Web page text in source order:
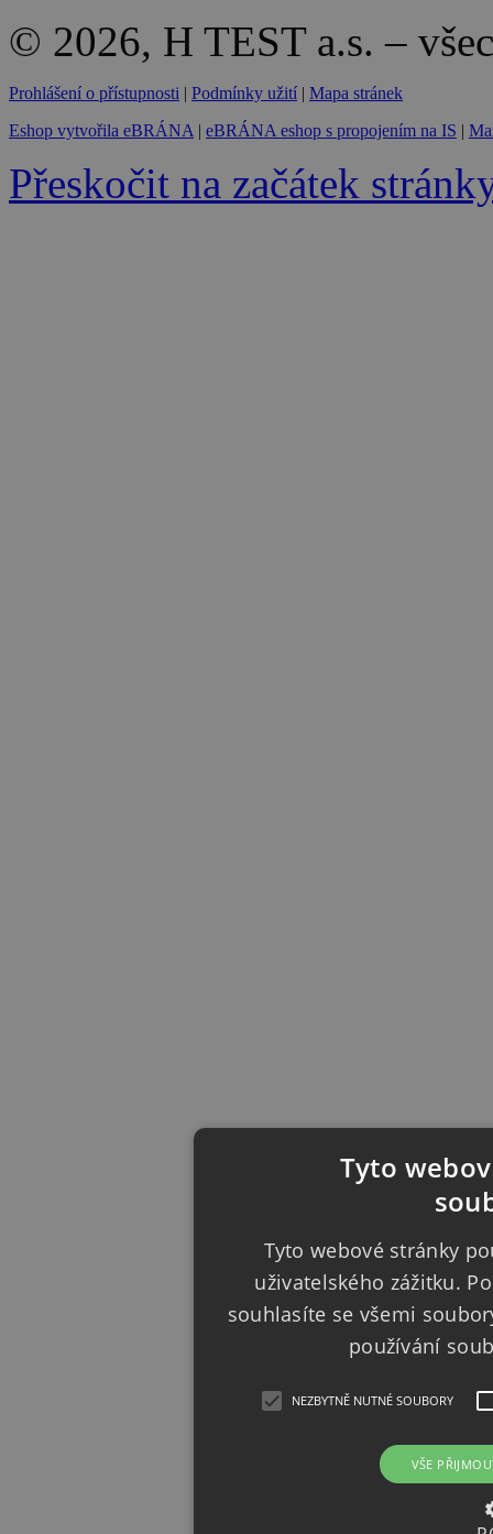
© 2026, H TEST a.s. –
Prohlášení o přístupnosti | Podmínky užití | Mapa stránek
Eshop vytvořila eBRÁNA | eBRÁNA eshop s propojením na IS |
Přeskočit na začátek
Tyto
Tyto webové stránky
uživatelského zážitku.
souhlasíte se všemi
používání
NEZBYTNĚ NUTNÉ SOUBORY
VŠE